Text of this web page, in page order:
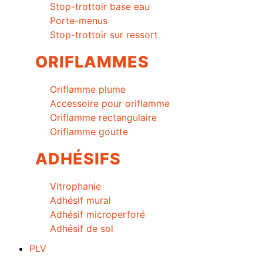
Stop-trottoir base eau
Porte-menus
Stop-trottoir sur ressort
ORIFLAMMES
Oriflamme plume
Accessoire pour oriflamme
Oriflamme rectangulaire
Oriflamme goutte
ADHÉSIFS
Vitrophanie
Adhésif mural
Adhésif microperforé
Adhésif de sol
PLV